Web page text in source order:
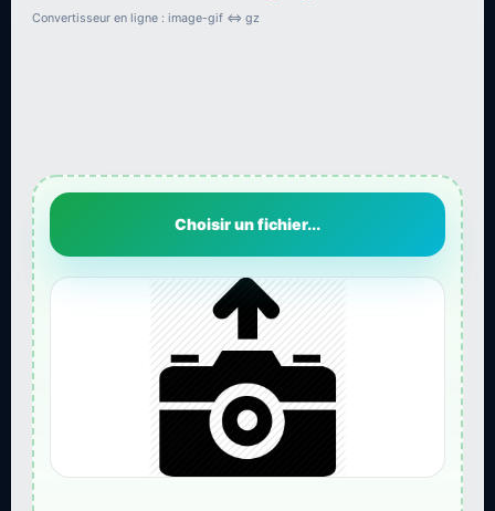
Convertisseur en ligne : image-gif ⇔ gz
Choisir un fichier...